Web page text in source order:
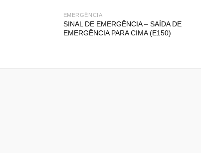
EMERGÊNCIA
SINAL DE EMERGÊNCIA – SAÍDA DE
EMERGÊNCIA PARA CIMA (E150)